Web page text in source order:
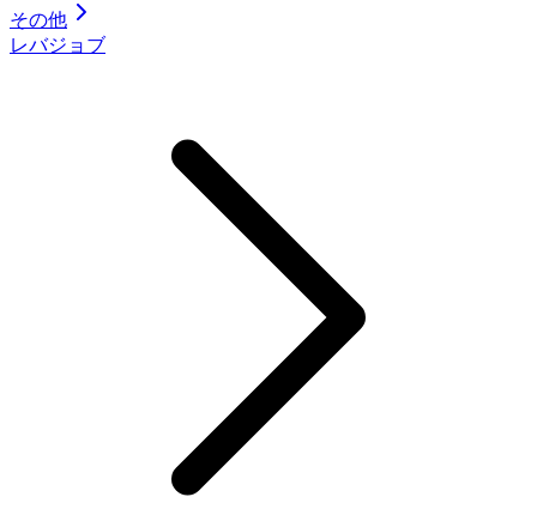
その他
レバジョブ